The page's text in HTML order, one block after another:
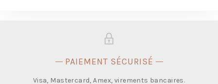
PAIEMENT SÉCURISÉ
Visa, Mastercard, Amex, virements bancaires.